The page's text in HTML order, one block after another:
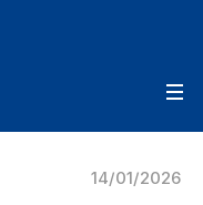
14/01/2026